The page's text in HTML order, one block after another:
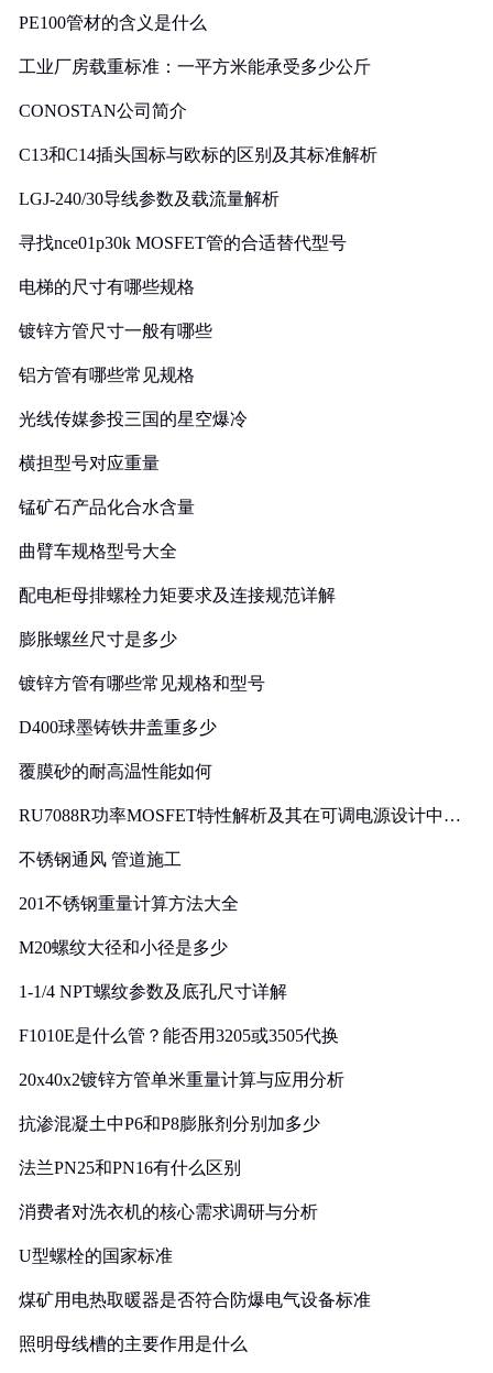
PE100管材的含义是什么
工业厂房载重标准：一平方米能承受多少公斤
CONOSTAN公司简介
C13和C14插头国标与欧标的区别及其标准解析
LGJ-240/30导线参数及载流量解析
寻找nce01p30k MOSFET管的合适替代型号
电梯的尺寸有哪些规格
镀锌方管尺寸一般有哪些
铝方管有哪些常见规格
光线传媒参投三国的星空爆冷
横担型号对应重量
锰矿石产品化合水含量
曲臂车规格型号大全
配电柜母排螺栓力矩要求及连接规范详解
膨胀螺丝尺寸是多少
镀锌方管有哪些常见规格和型号
D400球墨铸铁井盖重多少
覆膜砂的耐高温性能如何
RU7088R功率MOSFET特性解析及其在可调电源设计中的
不锈钢通风 管道施工
201不锈钢重量计算方法大全
M20螺纹大径和小径是多少
1-1/4 NPT螺纹参数及底孔尺寸详解
F1010E是什么管？能否用3205或3505代换
20x40x2镀锌方管单米重量计算与应用分析
抗渗混凝土中P6和P8膨胀剂分别加多少
法兰PN25和PN16有什么区别
消费者对洗衣机的核心需求调研与分析
U型螺栓的国家标准
煤矿用电热取暖器是否符合防爆电气设备标准
照明母线槽的主要作用是什么